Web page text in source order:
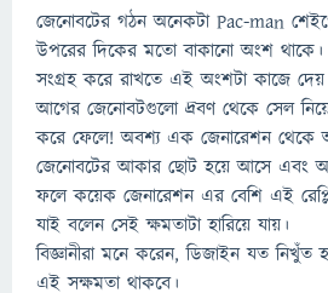
জেনোবটের গঠন অনেকটা Pac-man
উপরের দিকের মতো বাকানো অংশ
সংগ্রহ করে রাখতে এই অংশটা কাজে
আগের জেনোবটগুলো দ্রবণ থেকে সেল
করে ফেলে! অবশ্য এক জেনারেশন থেকে
জেনোবটের আকার ছোট হয়ে আসে এবং
ফলে কয়েক জেনারেশন এর বেশি এই
যাই বলেন সেই ক্ষমতাটা হারিয়ে যায়।
বিজ্ঞানীরা মনে করেন, ডিজাইন যত নিখুঁত
এই সক্ষমতা থাকবে।